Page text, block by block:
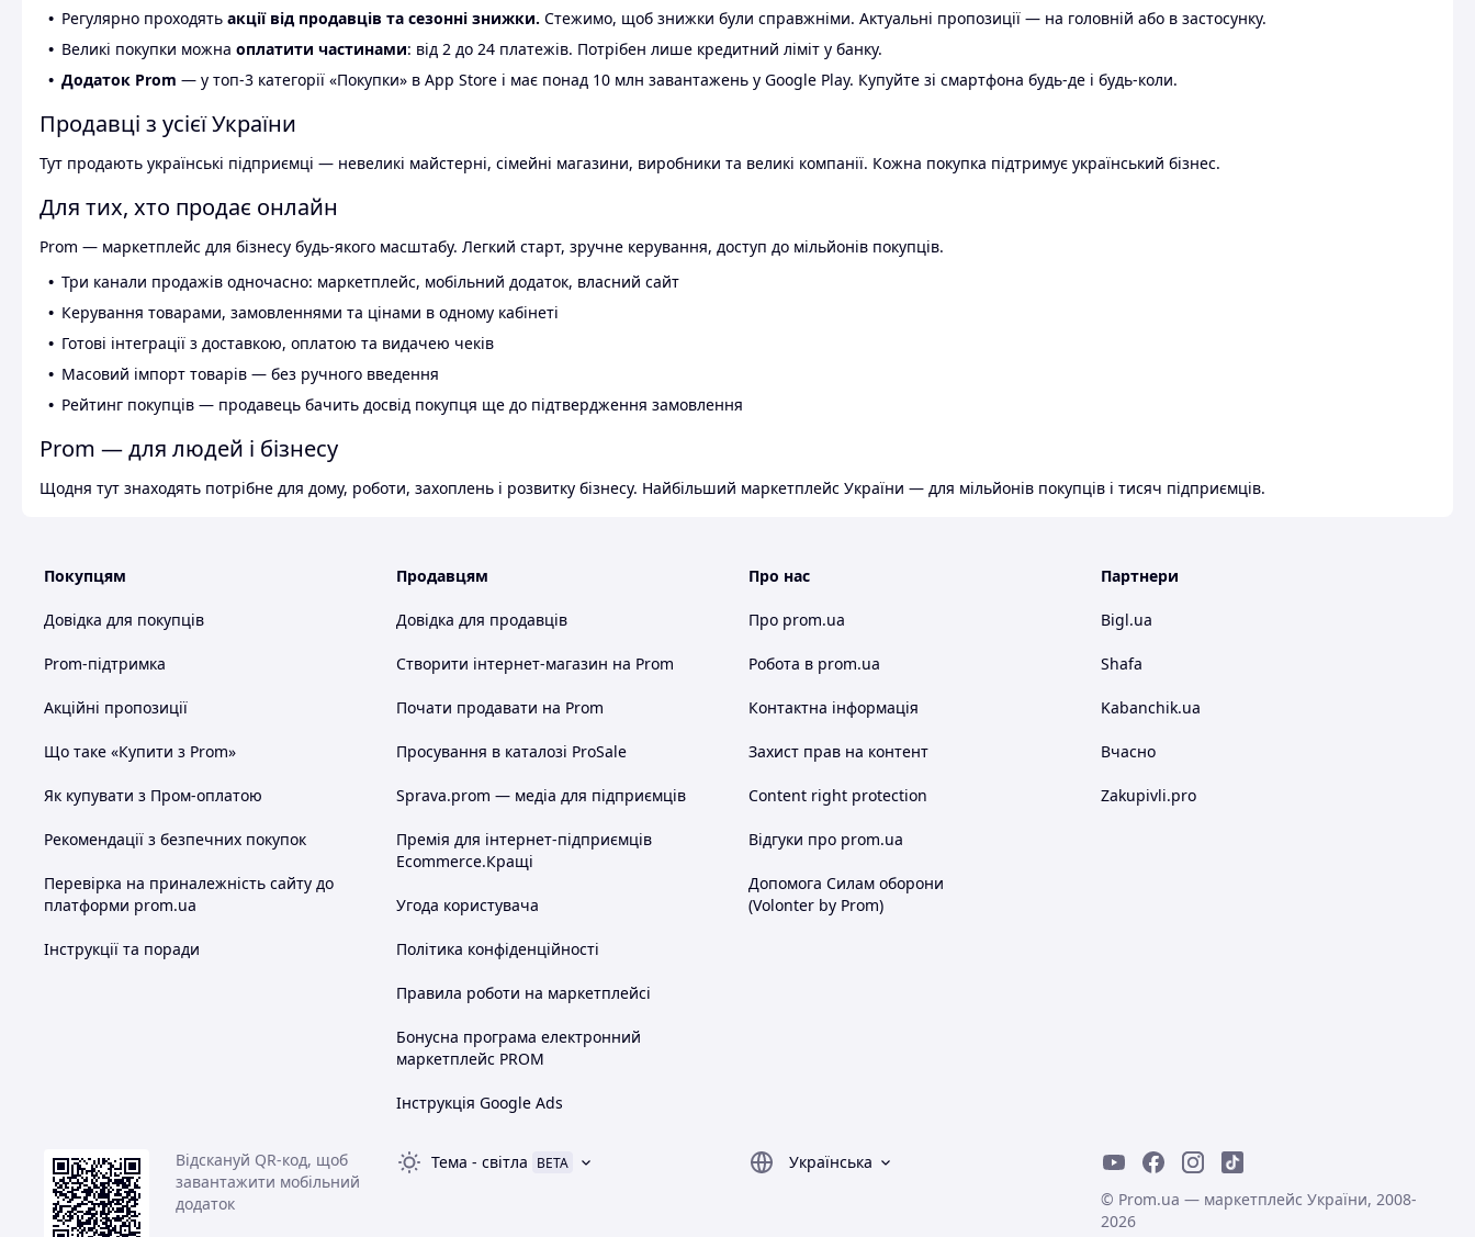
Регулярно проходять акції від продавців та сезонні знижки. Стежимо, щоб знижки були справжніми. Актуальні пропозиції — на головній або в застосунку.
Великі покупки можна оплатити частинами: від 2 до 24 платежів. Потрібен лише кредитний ліміт у банку.
Додаток Prom — у топ-3 категорії «Покупки» в App Store і має понад 10 млн завантажень у Google Play. Купуйте зі смартфона будь-де і будь-коли.
Продавці з усієї України
Тут продають українські підприємці — невеликі майстерні, сімейні магазини, виробники та великі компанії. Кожна покупка підтримує український бізнес.
Для тих, хто продає онлайн
Prom — маркетплейс для бізнесу будь-якого масштабу. Легкий старт, зручне керування, доступ до мільйонів покупців.
Три канали продажів одночасно: маркетплейс, мобільний додаток, власний сайт
Керування товарами, замовленнями та цінами в одному кабінеті
Готові інтеграції з доставкою, оплатою та видачею чеків
Масовий імпорт товарів — без ручного введення
Рейтинг покупців — продавець бачить досвід покупця ще до підтвердження замовлення
Prom — для людей і бізнесу
Щодня тут знаходять потрібне для дому, роботи, захоплень і розвитку бізнесу. Найбільший маркетплейс України — для мільйонів покупців і тисяч підприємців.
Покупцям
Довідка для покупців
Prom-підтримка
Акційні пропозиції
Що таке «Купити з Prom»
Як купувати з Пром-оплатою
Рекомендації з безпечних покупок
Перевірка на приналежність сайту до
платформи prom.ua
Інструкції та поради
Продавцям
Довідка для продавців
Створити інтернет-магазин на Prom
Почати продавати на Prom
Просування в каталозі ProSale
Sprava.prom — медіа для підприємців
Премія для інтернет-підприємців
Ecommerce.Кращі
Угода користувача
Політика конфіденційності
Правила роботи на маркетплейсі
Бонусна програма електронний
маркетплейс PROM
Інструкція Google Ads
Про нас
Про prom.ua
Робота в prom.ua
Контактна інформація
Захист прав на контент
Content right protection
Відгуки про prom.ua
Допомога Силам оборони
(Volonter by Prom)
Партнери
Bigl.ua
Shafa
Kabanchik.ua
Вчасно
Zakupivli.pro
Відскануй QR-код, щоб
завантажити мобільний
додаток
Тема - світла BETA
Українська
© Prom.ua — маркетплейс України, 2008-
2026